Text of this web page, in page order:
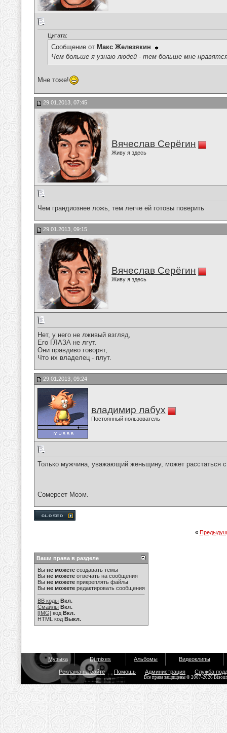
Цитата:
Сообщение от Макс Железякин
Чем больше я узнаю людей - тем больше мне
Мне тоже!
29.01.2013, 07:45
Вячеслав Серёгин
Живу я здесь
Чем грандиознее ложь, тем легче ей готовы поверить
29.01.2013, 09:15
Вячеслав Серёгин
Живу я здесь
Нет, у него не лживый взгляд,
Его ГЛАЗА не лгут.
Они правдиво говорят,
Что их владелец - плут.
29.01.2013, 09:24
владимир лабух
Постоянный пользователь
Только мужчина, уважающий женьщину, может расстаться
Сомерсет Моэм.
«
Ваши права в разделе
Вы не можете создавать темы
Вы не можете отвечать на сообщения
Вы не можете прикреплять файлы
Вы не можете редактировать сообщения
BB коды Вкл.
Смайлы Вкл.
[IMG] код Вкл.
HTML код Выкл.
Музыка Dj mixes Альбомы Видеоклипы
Реклама на сайте Помощь Администрация Служба
Все права защищены © 2007-2026